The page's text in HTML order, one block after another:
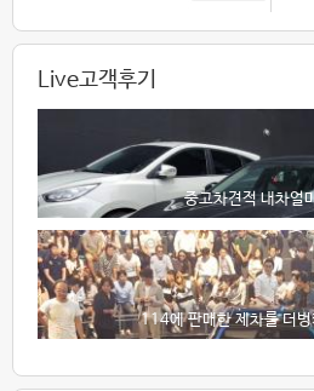
Live고객후기
중고차견적 내차얼
114에 판매한 제차를 더